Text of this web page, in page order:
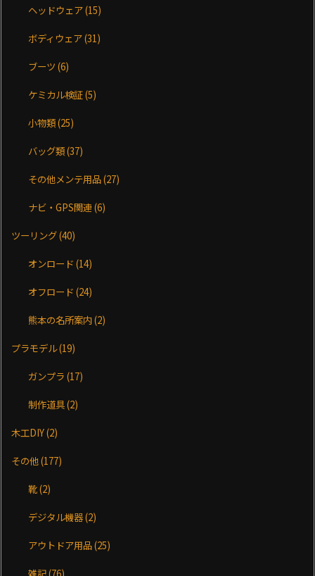
ヘッドウェア(15)
ボディウェア(31)
ブーツ(6)
ケミカル検証(5)
小物類(25)
バッグ類(37)
その他メンテ用品(27)
ナビ・GPS関連(6)
ツーリング(40)
オンロード(14)
オフロード(24)
熊本の名所案内(2)
プラモデル(19)
ガンプラ(17)
制作道具(2)
木工DIY(2)
その他(177)
靴(2)
デジタル機器(2)
アウトドア用品(25)
雑記(76)